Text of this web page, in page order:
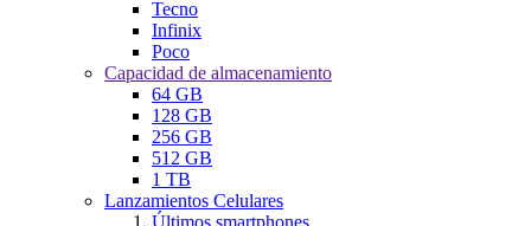
Tecno
Infinix
Poco
Capacidad de almacenamiento
64 GB
128 GB
256 GB
512 GB
1 TB
Lanzamientos Celulares
Últimos smartphones